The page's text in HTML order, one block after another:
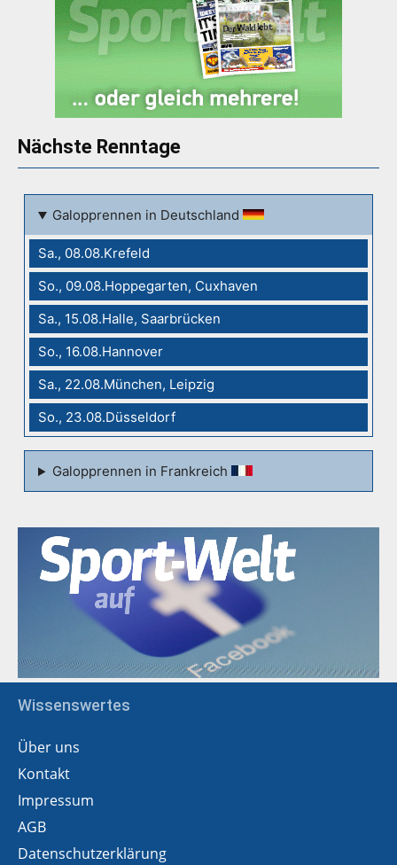
Nächste Renntage
Galopprennen in Deutschland
Sa., 08.08.Krefeld
So., 09.08.Hoppegarten, Cuxhaven
Sa., 15.08.Halle, Saarbrücken
So., 16.08.Hannover
Sa., 22.08.München, Leipzig
So., 23.08.Düsseldorf
Galopprennen in Frankreich
Wissenswertes
Über uns
Kontakt
Impressum
AGB
Datenschutzerklärung